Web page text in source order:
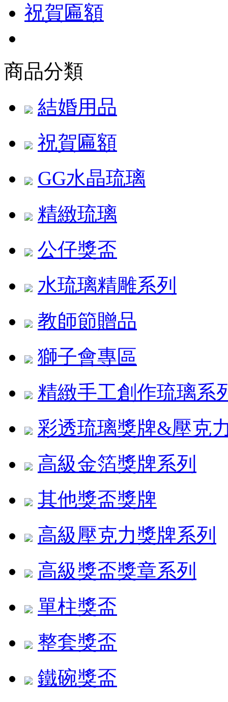
祝賀匾額
商品分類
結婚用品
祝賀匾額
GG水晶琉璃
精緻琉璃
公仔獎盃
水琉璃精雕系列
教師節贈品
獅子會專區
精緻手工創作琉璃系
彩透琉璃獎牌&壓克
高級金箔獎牌系列
其他獎盃獎牌
高級壓克力獎牌系列
高級獎盃獎章系列
單柱獎盃
整套獎盃
鐵碗獎盃